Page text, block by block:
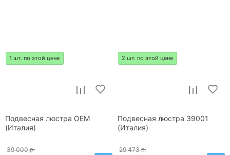
1 шт. по этой цене
Подвесная люстра OEM
(Италия)
39 000 р.
2 шт. по этой цене
Подвесная люстра 39001
(Италия)
29 473 р.